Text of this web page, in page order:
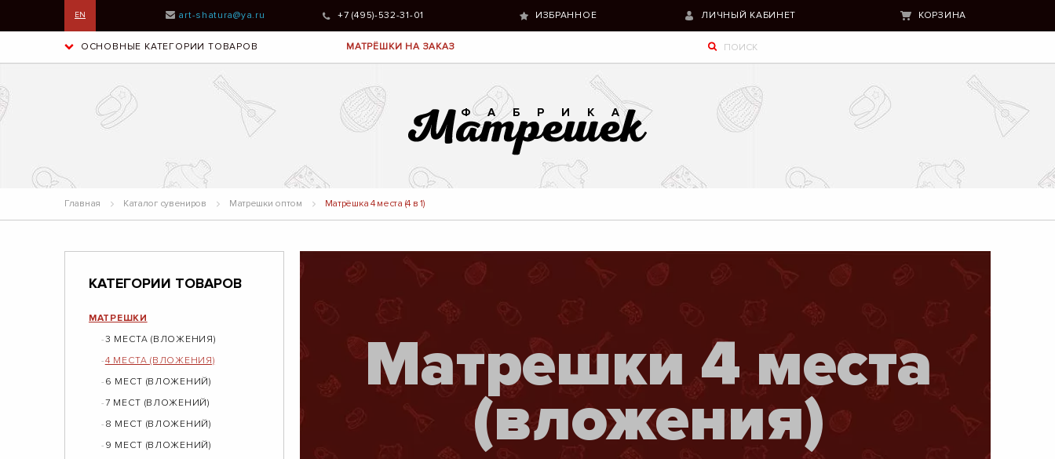
EN art-shatura@ya.ru +7 (495)-532-31-01 ИЗБРАННОЕ ЛИЧНЫЙ КАБИНЕТ КОРЗИНА
ОСНОВНЫЕ КАТЕГОРИИ ТОВАРОВ МАТРЁШКИ НА ЗАКАЗ
Главная Каталог сувениров Матрешки оптом Матрёшка 4 места (4 в 1)
КАТЕГОРИИ ТОВАРОВ
МАТРЕШКИ
3 МЕСТА (ВЛОЖЕНИЯ)
4 МЕСТА (ВЛОЖЕНИЯ)
6 МЕСТ (ВЛОЖЕНИЙ)
7 МЕСТ (ВЛОЖЕНИЙ)
8 МЕСТ (ВЛОЖЕНИЙ)
9 МЕСТ (ВЛОЖЕНИЙ)
Матрешки 4 места
(вложения)